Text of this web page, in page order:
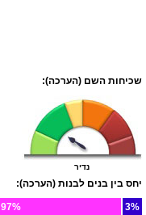
שכיחות השם (הערכה):
נדיר
יחס בין בנים לבנות (הערכה):
3%
97%